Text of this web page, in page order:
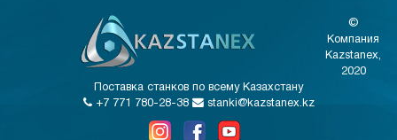
©
Компания
Kazstanex,
2020
Поставка станков по всему Казахстану
+7 771 780-28-38
stanki@kazstanex.kz